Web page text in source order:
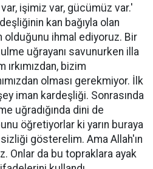
işimiz var, gücümüz var.'
kan bağıyla olan
olduğunu ihmal ediyoruz. Bir
uğrayanı savunurken illa
bizim
olması gerekmiyor. İlk
iman kardeşliği. Sonrasında
uğradığında dini de
öğretiyorlar ki yarın buraya
gösterelim. Ama Allah'ın
Onlar da bu topraklara ayak